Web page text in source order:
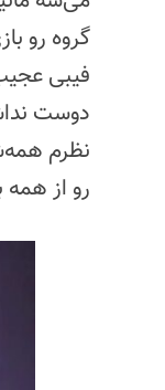
گروه رو
فیبی
دوست
نظرم
رو از